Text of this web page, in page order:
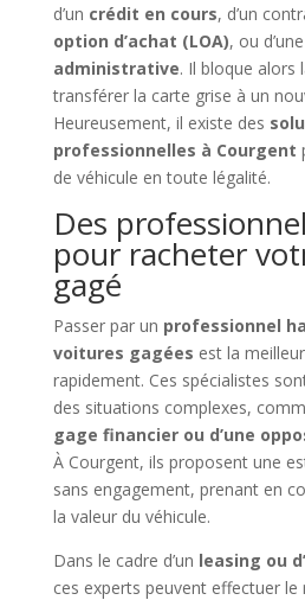
d’un crédit en cours, d’un
option d’achat (LOA), ou d’une
administrative. Il bloque alors
transférer la carte grise à un
Heureusement, il existe des
professionnelles à Courgent
de véhicule en toute légalité.
Des
pour racheter
gagé
Passer par un professionnel
voitures gagées est la
rapidement. Ces spécialistes
des situations complexes,
gage financier ou d’une
À Courgent, ils proposent une
sans engagement, prenant en
la valeur du véhicule.
Dans le cadre d’un leasing ou
ces experts peuvent effectuer